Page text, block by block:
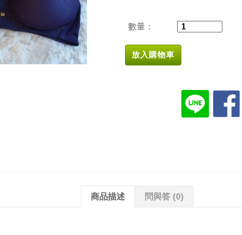
數量：
放入購物車
商品描述 問與答 (0)